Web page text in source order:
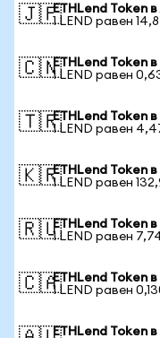
🇯🇵ETHLend Token
1 LEND равен
🇨🇳ETHLend Token
1 LEND равен
🇹🇷ETHLend Token
1 LEND равен
🇰🇷ETHLend Token
1 LEND равен
🇷🇺ETHLend Token
1 LEND равен
🇨🇦ETHLend Token
1 LEND равен
ETHLend Token